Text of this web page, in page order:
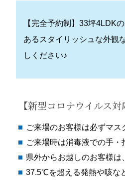
【完全予約制】33坪4LDK
あるスタイリッシュな外観
しください♪
【新型コロナウイルス対
ご来場のお客様は必ずマス
ご来場時は消毒液での手
県外からお越しのお客様は
37.5℃を超える発熱や咳な